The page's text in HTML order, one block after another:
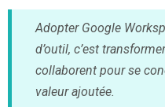
Adopter Google
d’outil, c’est
collaborent pour se
valeur ajoutée.